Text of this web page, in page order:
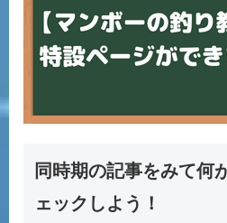
同時期の記事をみて何
ェックしよう！